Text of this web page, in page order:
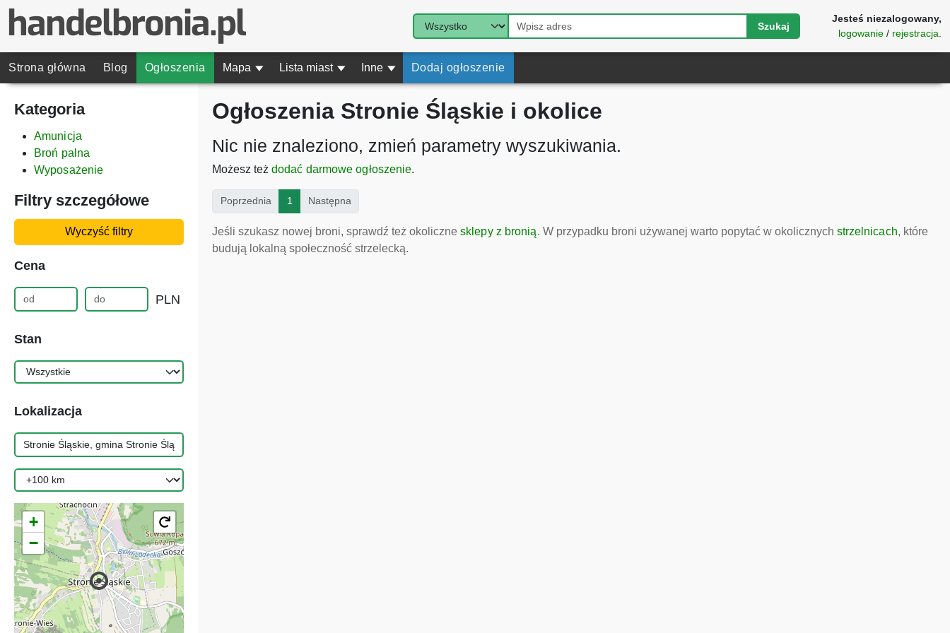
Szukaj
Jesteś niezalogowany,
logowanie / rejestracja
Strona główna Blog Ogłoszenia Mapa ▾ Lista miast ▾ Inne ▾ Dodaj ogłoszenie
Kategoria
Amunicja
Broń palna
Wyposażenie
Filtry szczegółowe
Wyczyść filtry
Cena
PLN
Stan
Lokalizacja
+
−
Ogłoszenia Stronie Śląskie i okolice
Nic nie znaleziono, zmień parametry wyszukiwania.
Możesz też dodać darmowe ogłoszenie.
Poprzednia 1 (current)
Następna
Jeśli szukasz nowej broni, sprawdź też okoliczne sklepy z bronią. W przypadku broni używanej warto popytać w okolicznych strzelnicach, które
budują lokalną społeczność strzelecką.